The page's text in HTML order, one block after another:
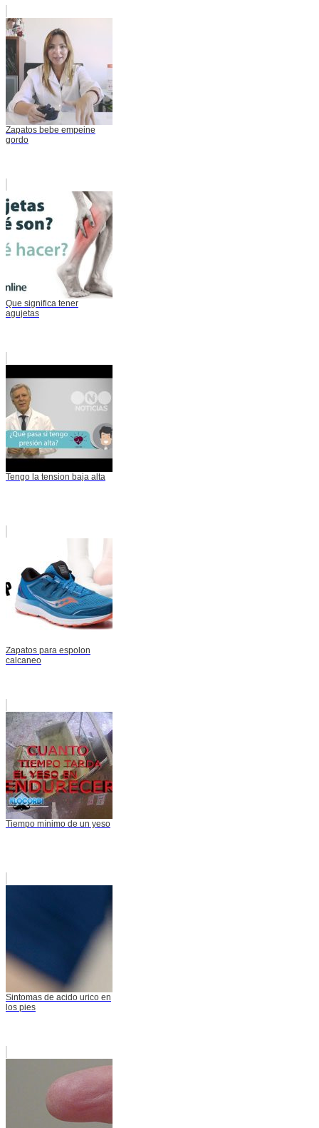
Zapatos bebe empeine
gordo
Que significa tener
agujetas
Tengo la tension baja alta
Zapatos para espolon
calcaneo
Tiempo mínimo de un yeso
Sintomas de acido urico en
los pies